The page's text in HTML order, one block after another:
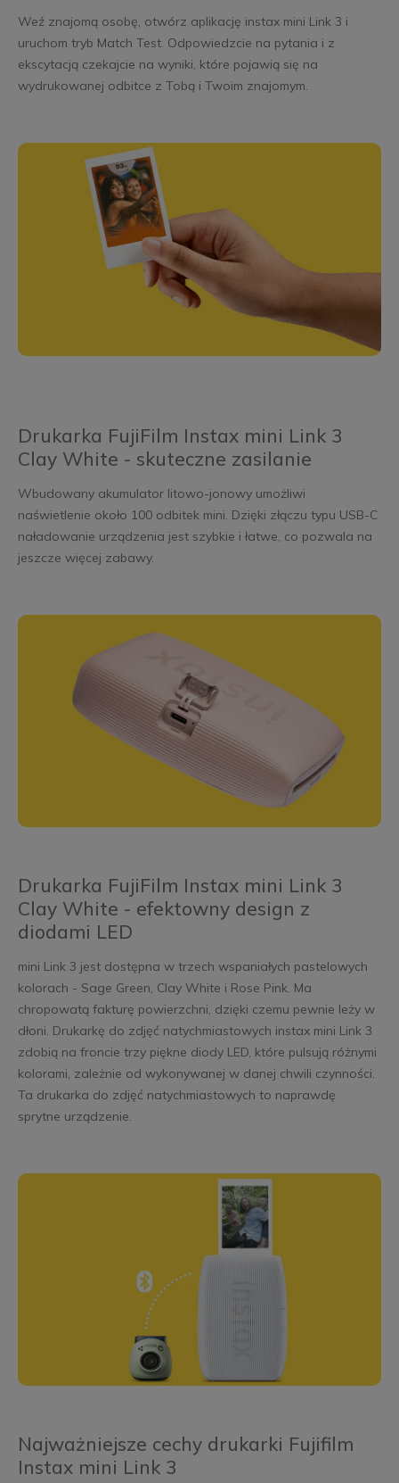
Weź znajomą osobę, otwórz aplikację instax mini Link 3 i
uruchom tryb Match Test. Odpowiedzcie na pytania i z
ekscytacją czekajcie na wyniki, które pojawią się na
wydrukowanej odbitce z Tobą i Twoim znajomym.
Drukarka FujiFilm Instax mini Link 3
Clay White - skuteczne zasilanie
Wbudowany akumulator litowo-jonowy umożliwi
naświetlenie około 100 odbitek mini. Dzięki złączu typu USB-C
naładowanie urządzenia jest szybkie i łatwe, co pozwala na
jeszcze więcej zabawy.
Drukarka FujiFilm Instax mini Link 3
Clay White - efektowny design z
diodami LED
mini Link 3 jest dostępna w trzech wspaniałych pastelowych
kolorach - Sage Green, Clay White i Rose Pink. Ma
chropowatą fakturę powierzchni, dzięki czemu pewnie leży w
dłoni. Drukarkę do zdjęć natychmiastowych instax mini Link 3
zdobią na froncie trzy piękne diody LED, które pulsują różnymi
kolorami, zależnie od wykonywanej w danej chwili czynności.
Ta drukarka do zdjęć natychmiastowych to naprawdę
sprytne urządzenie.
Najważniejsze cechy drukarki Fujifilm
Instax mini Link 3